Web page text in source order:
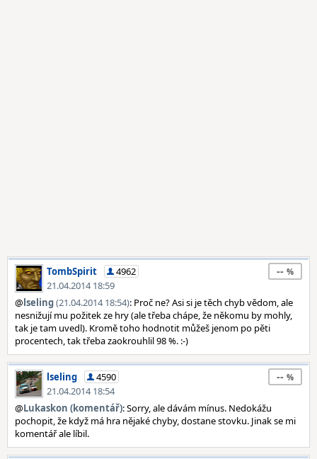
TombSpirit
4962
21.04.2014 18:59
--
@lseling(21.04.2014 18:54): Proč ne? Asi si je těch chyb vědom, ale
nesnižují mu požitek ze hry (ale třeba chápe, že někomu by mohly,
tak je tam uvedl). Kromě toho hodnotit můžeš jenom po pěti
procentech, tak třeba zaokrouhlil 98 %. :-)
lseling
4590
21.04.2014 18:54
--
@Lukaskon (komentář): Sorry, ale dávám mínus. Nedokážu
pochopit, že když má hra nějaké chyby, dostane stovku. Jinak se mi
komentář ale líbil.